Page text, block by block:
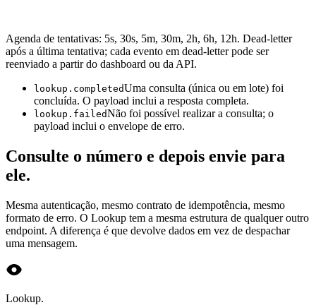
Agenda de tentativas: 5s, 30s, 5m, 30m, 2h, 6h, 12h. Dead-letter
após a última tentativa; cada evento em dead-letter pode ser
reenviado a partir do dashboard ou da API.
lookup.completedUma consulta (única ou em lote) foi
concluída. O payload inclui a resposta completa.
lookup.failedNão foi possível realizar a consulta; o
payload inclui o envelope de erro.
Consulte o número e depois envie para
ele.
Mesma autenticação, mesmo contrato de idempotência, mesmo
formato de erro. O Lookup tem a mesma estrutura de qualquer outro
endpoint. A diferença é que devolve dados em vez de despachar
uma mensagem.
Lookup.